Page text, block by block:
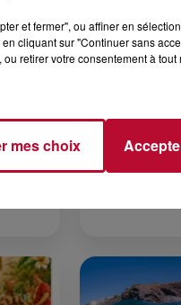
bout
DINER
et fermer", ou affiner en
cliquant sur "Continuer sans
retirer votre consentement à
mes choix